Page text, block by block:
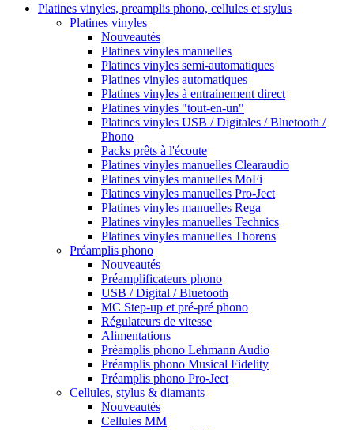
Platines vinyles, preamplis phono, cellules et stylus
Platines vinyles
Nouveautés
Platines vinyles manuelles
Platines vinyles semi-automatiques
Platines vinyles automatiques
Platines vinyles à entrainement direct
Platines vinyles "tout-en-un"
Platines vinyles USB / Digitales / Bluetooth /
Phono
Packs prêts à l'écoute
Platines vinyles manuelles Clearaudio
Platines vinyles manuelles MoFi
Platines vinyles manuelles Pro-Ject
Platines vinyles manuelles Rega
Platines vinyles manuelles Technics
Platines vinyles manuelles Thorens
Préamplis phono
Nouveautés
Préamplificateurs phono
USB / Digital / Bluetooth
MC Step-up et pré-pré phono
Régulateurs de vitesse
Alimentations
Préamplis phono Lehmann Audio
Préamplis phono Musical Fidelity
Préamplis phono Pro-Ject
Cellules, stylus & diamants
Nouveautés
Cellules MM